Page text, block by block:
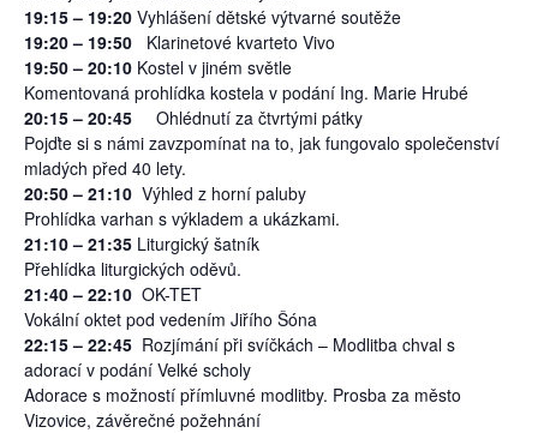
19:15 – 19:20 Vyhlášení dětské výtvarné soutěže
19:20 – 19:50 Klarinetové kvarteto Vivo
19:50 – 20:10 Kostel v jiném světle
Komentovaná prohlídka kostela v podání Ing. Marie Hrubé
20:15 – 20:45 Ohlédnutí za čtvrtými pátky
Pojďte si s námi zavzpomínat na to, jak fungovalo společenství
mladých před 40 lety.
20:50 – 21:10 Výhled z horní paluby
Prohlídka varhan s výkladem a ukázkami.
21:10 – 21:35 Liturgický šatník
Přehlídka liturgických oděvů.
21:40 – 22:10 OK-TET
Vokální oktet pod vedením Jiřího Šóna
22:15 – 22:45 Rozjímání při svíčkách – Modlitba chval s
adorací v podání Velké scholy
Adorace s možností přímluvné modlitby. Prosba za město
Vizovice, závěrečné požehnání